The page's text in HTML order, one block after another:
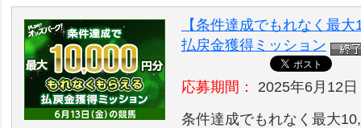
【条件達成でもれなく最
払戻金獲得ミッション
応募期間：
2025年6月12
条件達成でもれなく最大